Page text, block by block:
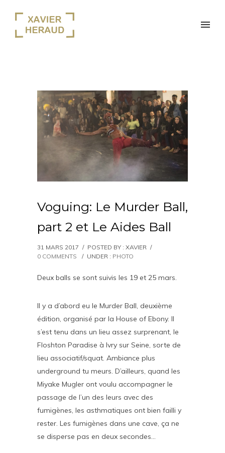
Voguing: Le Murder Ball,
part 2 et Le Aides Ball
31 MARS 2017 / POSTED BY : XAVIER /
0 COMMENTS
/ UNDER : PHOTO
Deux balls se sont suivis les 19 et 25 mars.
Il y a d’abord eu le Murder Ball, deuxième
édition, organisé par la House of Ebony. Il
s’est tenu dans un lieu assez surprenant, le
Floshton Paradise à Ivry sur Seine, sorte de
lieu associatif/squat. Ambiance plus
underground tu meurs. D’ailleurs, quand les
Miyake Mugler ont voulu accompagner le
passage de l’un des leurs avec des
fumigènes, les asthmatiques ont bien failli y
rester. Les fumigènes dans une cave, ça ne
se disperse pas en deux secondes…